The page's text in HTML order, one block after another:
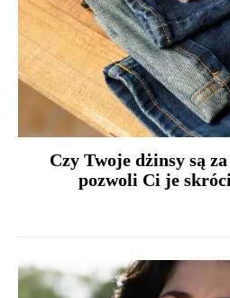
Czy Twoje dżinsy są
pozwoli Ci je